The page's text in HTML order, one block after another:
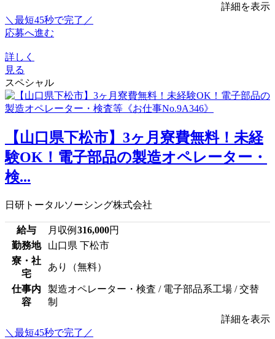
詳細を表示
＼最短45秒で完了／
応募へ進む
詳しく
見る
スペシャル
【山口県下松市】3ヶ月寮費無料！未経
験OK！電子部品の製造オペレーター・
検...
日研トータルソーシング株式会社
給与 月収例 316,000円
勤務地
山口県 下松市
寮・社
宅
あり（無料）
仕事内
容
製造オペレーター・検査 / 電子部品系工場 / 交替
制
詳細を表示
＼最短45秒で完了／